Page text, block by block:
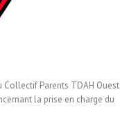
du Collectif Parents TDAH Ouest
la prise en charge du